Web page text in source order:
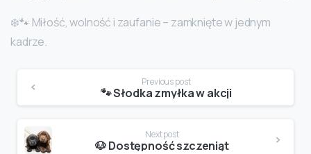
❄️🐾 Miłość, wolność i zaufanie – zamknięte w jednym
kadrze.
Reading
Previous post
🐾 Słodka zmyłka w akcji
Next post
🐶 Dostępność szczeniąt